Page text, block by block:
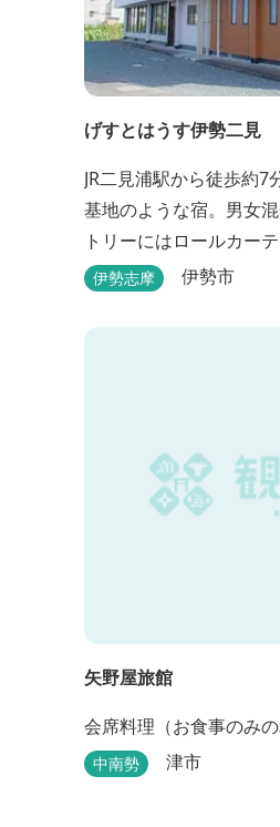
げすとはうす伊勢二見
JR二見浦駅から徒歩約
基地のような宿。男女
トリーにはロールカー
ートも守れます。
伊勢志摩 伊勢市
矢野屋旅館
会席料理（お食事のみの
中南勢 津市